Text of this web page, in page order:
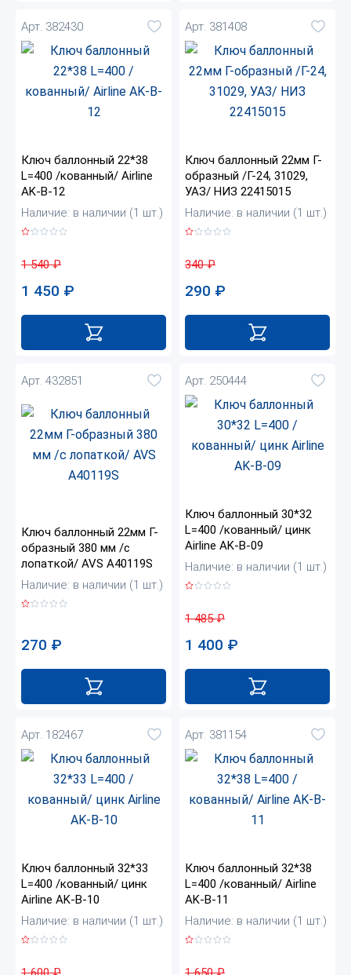
Арт. 382430
Ключ баллонный 22*38
L=400 /кованный/ Airline
AK-B-12
Наличие: в наличии (1 шт.)
1 540₽
1 450 ₽
Арт. 381408
Ключ баллонный 22мм Г-
образный /Г-24, 31029,
УАЗ/ НИЗ 22415015
Наличие: в наличии (1 шт.)
340₽
290 ₽
Арт. 432851
Ключ баллонный 22мм Г-
образный 380 мм /с
лопаткой/ AVS A40119S
Наличие: в наличии (1 шт.)
270 ₽
Арт. 250444
Ключ баллонный 30*32
L=400 /кованный/ цинк
Airline AK-B-09
Наличие: в наличии (1 шт.)
1 485₽
1 400 ₽
Арт. 182467
Ключ баллонный 32*33
L=400 /кованный/ цинк
Airline AK-B-10
Наличие: в наличии (1 шт.)
Арт. 381154
Ключ баллонный 32*38
L=400 /кованный/ Airline
AK-B-11
Наличие: в наличии (1 шт.)